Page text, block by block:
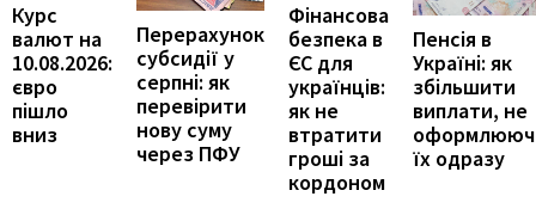
Курс
валют на
10.08.2026:
євро
пішло
вниз
Перерахунок
субсидії у
серпні: як
перевірити
нову суму
через ПФУ
Фінансова
безпека в
ЄС для
українців:
як не
втратити
гроші за
кордоном
Пенсія в
Україні: як
збільшити
виплати, не
їх одразу